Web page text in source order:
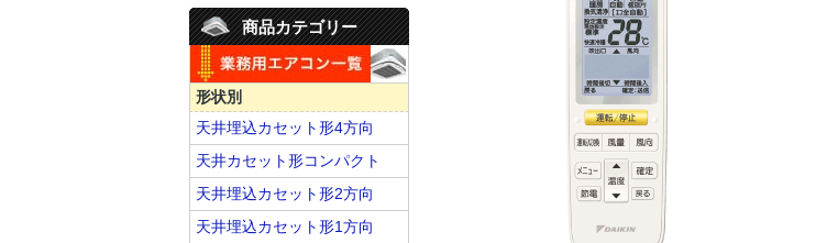
商品カテゴリー
形状別
天井埋込カセット形4方向
天井カセット形コンパクト
天井埋込カセット形2方向
天井埋込カセット形1方向